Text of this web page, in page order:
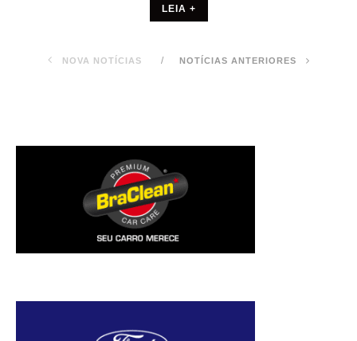
LEIA +
NOVA NOTÍCIAS NOTÍCIAS ANTERIORES